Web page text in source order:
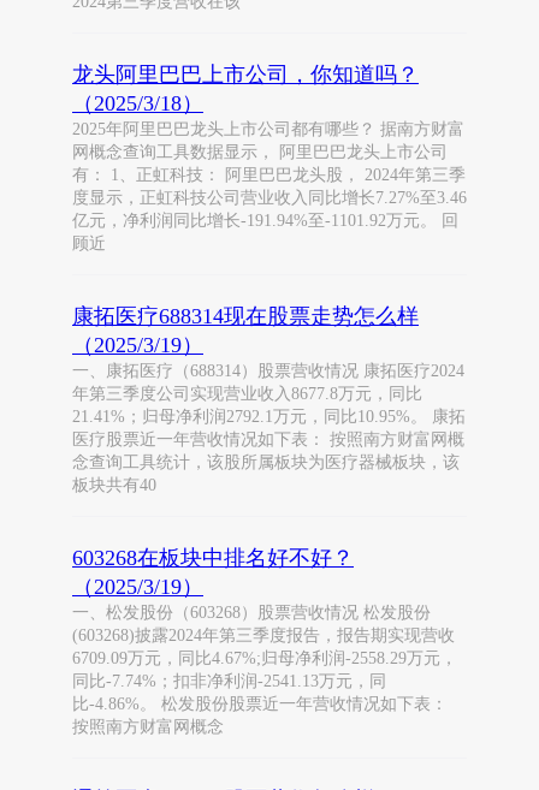
龙头阿里巴巴上市公司，你知道吗？
（2025/3/18）
2025年阿里巴巴龙头上市公司都有哪些？ 据南方财富
网概念查询工具数据显示， 阿里巴巴龙头上市公司
有： 1、正虹科技： 阿里巴巴龙头股， 2024年第三季
度显示，正虹科技公司营业收入同比增长7.27%至3.46
亿元，净利润同比增长-191.94%至-1101.92万元。 回
顾近
康拓医疗688314现在股票走势怎么样
（2025/3/19）
一、康拓医疗（688314）股票营收情况 康拓医疗2024
年第三季度公司实现营业收入8677.8万元，同比
21.41%；归母净利润2792.1万元，同比10.95%。 康拓
医疗股票近一年营收情况如下表： 按照南方财富网概
念查询工具统计，该股所属板块为医疗器械板块，该
板块共有40
603268在板块中排名好不好？
（2025/3/19）
一、松发股份（603268）股票营收情况 松发股份
(603268)披露2024年第三季度报告，报告期实现营收
6709.09万元，同比4.67%;归母净利润-2558.29万元，
同比-7.74%；扣非净利润-2541.13万元，同
比-4.86%。 松发股份股票近一年营收情况如下表：
按照南方财富网概念